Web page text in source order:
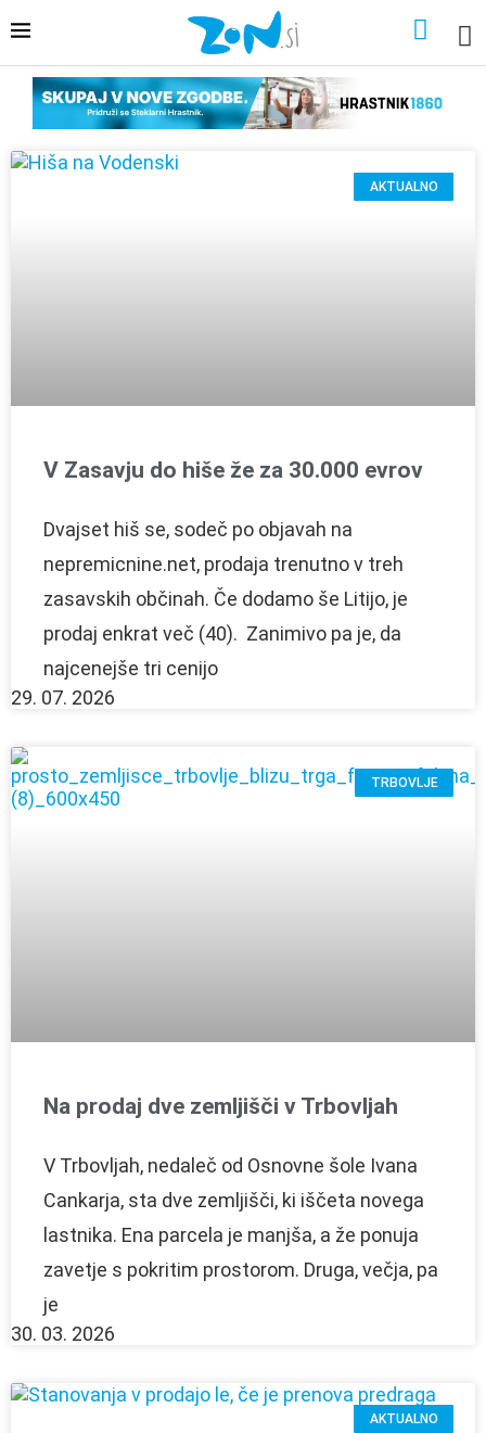
AKTUALNO
V Zasavju do hiše že za 30.000 evrov
Dvajset hiš se, sodeč po objavah na
nepremicnine.net, prodaja trenutno v treh
zasavskih občinah. Če dodamo še Litijo, je
prodaj enkrat več (40). Zanimivo pa je, da
najcenejše tri cenijo
29. 07. 2026
TRBOVLJE
Na prodaj dve zemljišči v Trbovljah
V Trbovljah, nedaleč od Osnovne šole Ivana
Cankarja, sta dve zemljišči, ki iščeta novega
lastnika. Ena parcela je manjša, a že ponuja
zavetje s pokritim prostorom. Druga, večja, pa
je
30. 03. 2026
AKTUALNO